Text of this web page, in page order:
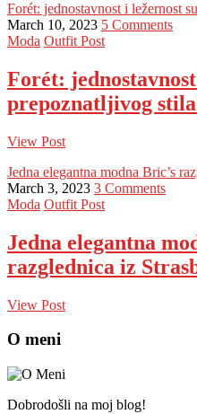
Forét: jednostavnost i ležernost
March 10, 2023 5 Comments
Moda Outfit Post
Forét:
prepoznatljivog
View Post
Jedna elegantna modna Bric’s
March 3, 2023 3 Comments
Moda Outfit Post
Jedna elegantna
razglednica iz
View Post
O meni
Dobrodošli na moj blog!